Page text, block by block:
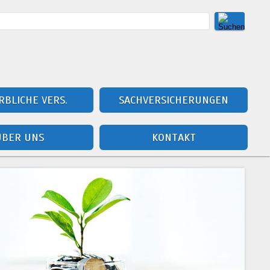
VERS. SACHVERSICHERUNGEN
UNS KONTAKT